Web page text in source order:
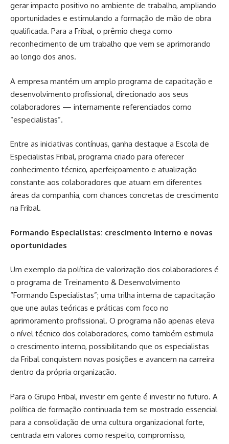
gerar impacto positivo no ambiente de trabalho, ampliando
oportunidades e estimulando a formação de mão de obra
qualificada. Para a Fribal, o prêmio chega como
reconhecimento de um trabalho que vem se aprimorando
ao longo dos anos.
A empresa mantém um amplo programa de capacitação e
desenvolvimento profissional, direcionado aos seus
colaboradores — internamente referenciados como
“especialistas”.
Entre as iniciativas contínuas, ganha destaque a Escola de
Especialistas Fribal, programa criado para oferecer
conhecimento técnico, aperfeiçoamento e atualização
constante aos colaboradores que atuam em diferentes
áreas da companhia, com chances concretas de crescimento
na Fribal.
Formando Especialistas: crescimento interno e novas
oportunidades
Um exemplo da política de valorização dos colaboradores é
o programa de Treinamento & Desenvolvimento
“Formando Especialistas”; uma trilha interna de capacitação
que une aulas teóricas e práticas com foco no
aprimoramento profissional. O programa não apenas eleva
o nível técnico dos colaboradores, como também estimula
o crescimento interno, possibilitando que os especialistas
da Fribal conquistem novas posições e avancem na carreira
dentro da própria organização.
Para o Grupo Fribal, investir em gente é investir no futuro. A
política de formação continuada tem se mostrado essencial
para a consolidação de uma cultura organizacional forte,
centrada em valores como respeito, compromisso,